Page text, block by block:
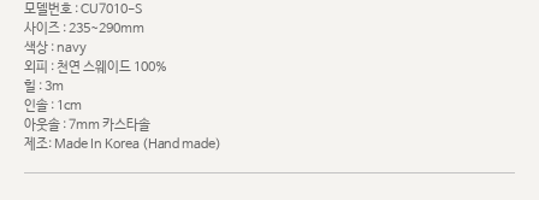
모델번호 : CU7010-S
사이즈 : 235~290mm
색상 : navy
외피 : 천연 스웨이드 100%
힐 : 3m
인솔 : 1cm
아웃솔 : 7mm 카스타솔
제조: Made In Korea (Hand made)